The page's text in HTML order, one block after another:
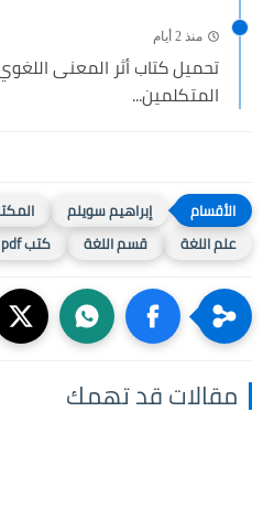
منذ 2 أيام
تحميل كتاب أثر المعنى
المتكلمين...
إبراهيم سويلم
علم اللغة
قسم اللغة كتب pdf
مقالات قد تهمك